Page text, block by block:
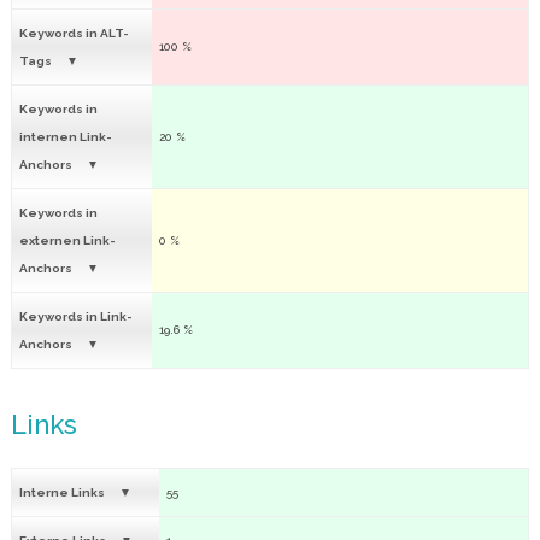
Keywords in ALT-
Tags
100 %
Keywords in
internen Link-
Anchors
20 %
Keywords in
externen Link-
Anchors
0 %
Keywords in Link-
Anchors
19.6 %
Links
Interne Links 55